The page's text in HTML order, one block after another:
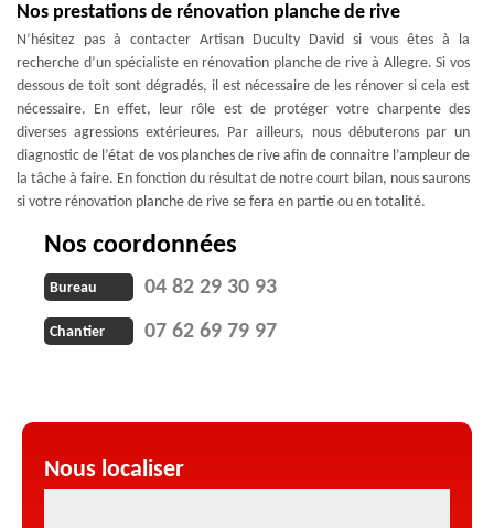
Nos prestations de rénovation planche de rive
N’hésitez pas à contacter Artisan Duculty David si vous êtes à la
recherche d’un spécialiste en rénovation planche de rive à Allegre. Si vos
dessous de toit sont dégradés, il est nécessaire de les rénover si cela est
nécessaire. En effet, leur rôle est de protéger votre charpente des
diverses agressions extérieures. Par ailleurs, nous débuterons par un
diagnostic de l’état de vos planches de rive afin de connaitre l’ampleur de
la tâche à faire. En fonction du résultat de notre court bilan, nous saurons
si votre rénovation planche de rive se fera en partie ou en totalité.
Nos coordonnées
Bureau 04 82 29 30 93
Chantier 07 62 69 79 97
Nous localiser